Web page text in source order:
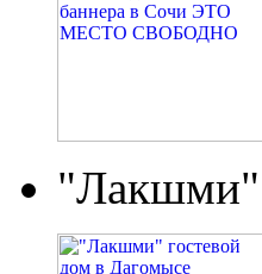
"Лакшми"